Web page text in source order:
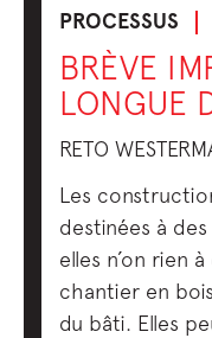
PROCESSUS
BRÈVE
LONGUE
RETO
Les
destinées à
elles n’on rien
chantier en
du bâti. Elles